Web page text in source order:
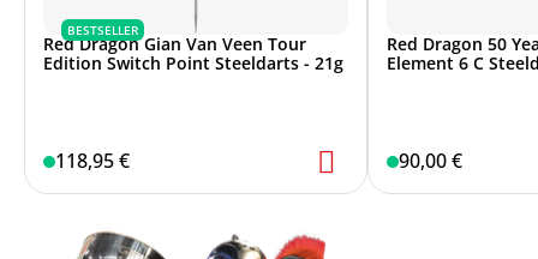
BESTSELLER
Red Dragon Gian Van Veen Tour
Edition Switch Point Steeldarts - 21g
118,95 €
Red Dragon 50
Element 6 C
90,00 €